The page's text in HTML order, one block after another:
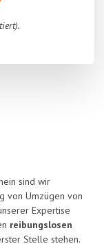
sind wir
von Umzügen von
Expertise
reibungslosen
Stelle stehen.